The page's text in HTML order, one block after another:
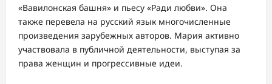
«Вавилонская башня» и пьесу «Ради любви». Она
также перевела на русский язык многочисленные
произведения зарубежных авторов. Мария активно
участвовала в публичной деятельности, выступая за
права женщин и прогрессивные идеи.